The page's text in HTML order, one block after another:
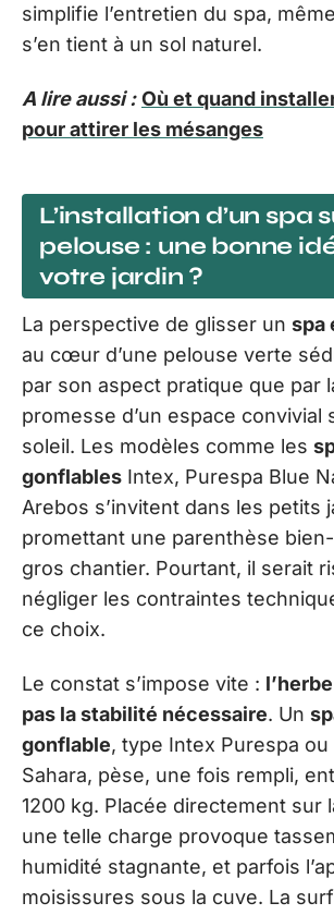
simplifie l’entretien du spa,
s’en tient à un sol naturel.
A lire aussi : Où et quand
pour attirer les mésanges
L’installation d’un spa
pelouse : une bonne
votre jardin ?
La perspective de glisser un spa
au cœur d’une pelouse verte
par son aspect pratique que par
promesse d’un espace convivial
soleil. Les modèles comme les
gonflables Intex, Purespa Blue
Arebos s’invitent dans les petits
promettant une parenthèse
gros chantier. Pourtant, il serait
négliger les contraintes
ce choix.
Le constat s’impose vite :
pas la stabilité nécessaire. Un
gonflable, type Intex Purespa ou
Sahara, pèse, une fois rempli,
1200 kg. Placée directement sur
une telle charge provoque
humidité stagnante, et parfois
moisissures sous la cuve. La